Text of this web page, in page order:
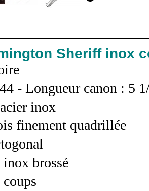
Sheriff inox
- Longueur canon : 5
inox
finement quadrillée
l
brossé